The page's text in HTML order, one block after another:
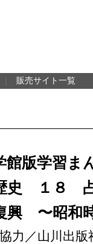
販売サイト一覧
館版学習
史 １８
興 〜昭和
力／山川出版